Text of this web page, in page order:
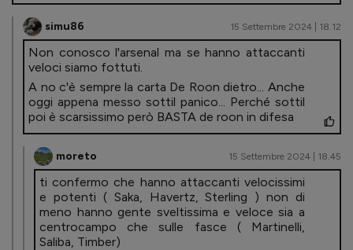
simu86 15 Settembre 2024 | 18.12
Non conosco l'arsenal ma se hanno attaccanti
veloci siamo fottuti.
A no c'è sempre la carta De Roon dietro... Anche
oggi appena messo sottil panico... Perché sottil
poi è scarsissimo però BASTA de roon in difesa
moreto 15 Settembre 2024 | 18.45
ti confermo che hanno attaccanti velocissimi
e potenti ( Saka, Havertz, Sterling ) non di
meno hanno gente sveltissima e veloce sia a
centrocampo che sulle fasce ( Martinelli,
Saliba, Timber)